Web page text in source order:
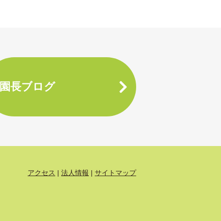
園長ブログ
アクセス 法人情報 サイトマップ